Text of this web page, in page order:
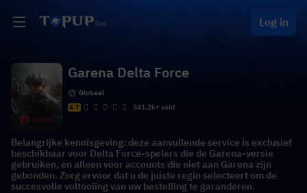
Log in
Garena Delta Force
Globaal
4.7
341.2k+ sold
Belangrijke kennisgeving: deze aanvullende service is exclusief
beschikbaar voor Delta Force-spelers die de Garena-versie
gebruiken, en alleen voor accounts die niet aan Garena zijn
gebonden. Zorg ervoor dat u de juiste regio selecteert om de
succesvolle voltooiing van uw bestelling te garanderen.